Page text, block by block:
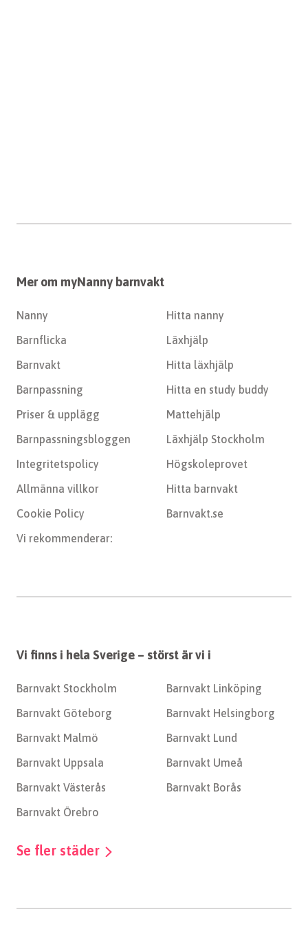
Mer om myNanny barnvakt
Nanny
Barnflicka
Barnvakt
Barnpassning
Priser & upplägg
Barnpassningsbloggen
Integritetspolicy
Allmänna villkor
Cookie Policy
Vi rekommenderar:
Hitta nanny
Läxhjälp
Hitta läxhjälp
Hitta en study buddy
Mattehjälp
Läxhjälp Stockholm
Högskoleprovet
Hitta barnvakt
Barnvakt.se
Vi finns i hela Sverige – störst är vi i
Barnvakt Stockholm
Barnvakt Göteborg
Barnvakt Malmö
Barnvakt Uppsala
Barnvakt Västerås
Barnvakt Örebro
Barnvakt Linköping
Barnvakt Helsingborg
Barnvakt Lund
Barnvakt Umeå
Barnvakt Borås
Se fler städer